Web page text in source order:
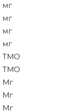
мг
мг
мг
мг
ТМО
ТМО
Мг
Мг
Мг